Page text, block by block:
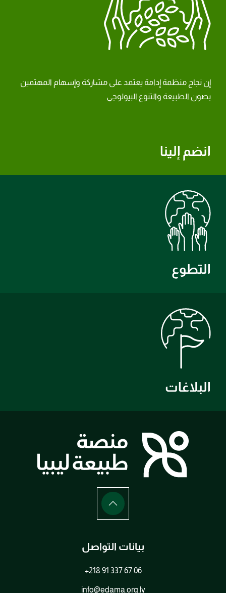
انضم إلينا
إن نجاح منظمة إدامة يعتمد على مشاركة وإسهام المهتمين
بصون الطبيعة والتنوع البيولوجي
التطوع
البلاغات
بيانات التواصل
+218 91 337 67 06
info@edama.org.ly